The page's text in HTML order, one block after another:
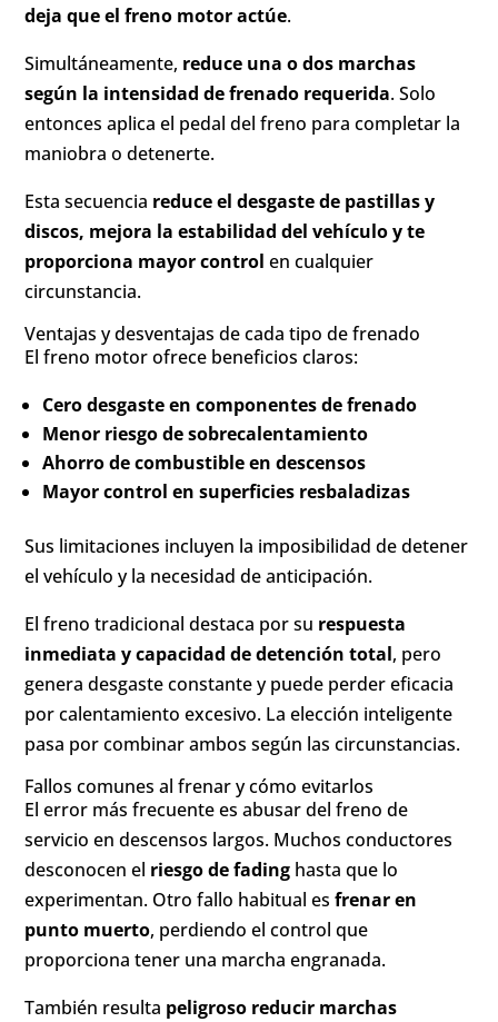
deja que el freno motor actúe.
Simultáneamente, reduce una o dos marchas
según la intensidad de frenado requerida. Solo
entonces aplica el pedal del freno para completar la
maniobra o detenerte.
Esta secuencia reduce el desgaste de pastillas y
discos, mejora la estabilidad del vehículo y te
proporciona mayor control en cualquier
circunstancia.
Ventajas y desventajas de cada tipo de frenado
El freno motor ofrece beneficios claros:
Cero desgaste en componentes de frenado
Menor riesgo de sobrecalentamiento
Ahorro de combustible en descensos
Mayor control en superficies resbaladizas
Sus limitaciones incluyen la imposibilidad de detener
el vehículo y la necesidad de anticipación.
El freno tradicional destaca por su respuesta
inmediata y capacidad de detención total, pero
genera desgaste constante y puede perder eficacia
por calentamiento excesivo. La elección inteligente
pasa por combinar ambos según las circunstancias.
Fallos comunes al frenar y cómo evitarlos
El error más frecuente es abusar del freno de
servicio en descensos largos. Muchos conductores
desconocen el riesgo de fading hasta que lo
experimentan. Otro fallo habitual esfrenar en
punto muerto, perdiendo el control que
proporciona tener una marcha engranada.
También resulta peligroso reducir marchas